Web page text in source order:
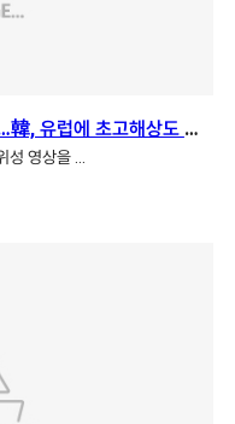
“위성영상이 이렇게까지 선명하다니”…韓, 유럽에 초고해상도 영상 제공
성 영상을 …